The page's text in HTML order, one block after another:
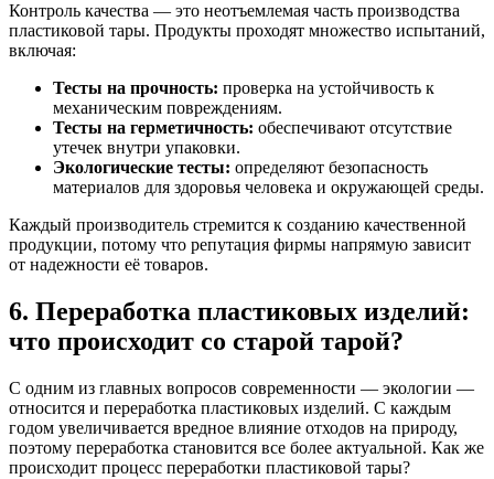
Контроль качества — это неотъемлемая часть производства
пластиковой тары. Продукты проходят множество испытаний,
включая:
Тесты на прочность: проверка на устойчивость к
механическим повреждениям.
Тесты на герметичность: обеспечивают отсутствие
утечек внутри упаковки.
Экологические тесты: определяют безопасность
материалов для здоровья человека и окружающей среды.
Каждый производитель стремится к созданию качественной
продукции, потому что репутация фирмы напрямую зависит
от надежности её товаров.
6. Переработка пластиковых изделий:
что происходит со старой тарой?
С одним из главных вопросов современности — экологии —
относится и переработка пластиковых изделий. С каждым
годом увеличивается вредное влияние отходов на природу,
поэтому переработка становится все более актуальной. Как же
происходит процесс переработки пластиковой тары?